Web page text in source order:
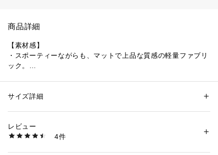
商品詳細
【素材感】
・スポーティーながらも、マットで上品な質感の軽量ファブリ
ック。
ている。
・撥水加工：雨等で濡れた場合、表面効果により水を弾く。
性別：レディース
素材：ナイロン 100%
洗濯：手洗い、漂白不可、タンブル乾燥不可、自然乾燥、アイロン仕上げ
可、ドライ可、ウエットクリーニング可
商品番号：1130100025681 （モール）
サイズ詳細
レビュー
4件